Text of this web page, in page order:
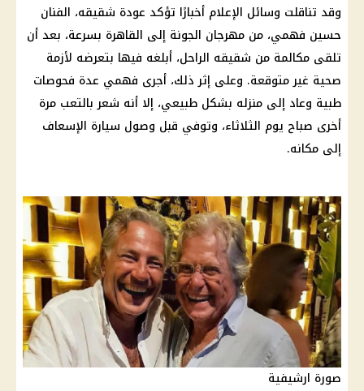
وقد تناقلت وسائل الإعلام أخبارًا تؤكد عودة شقيقه، الفنان
حسين فهمي، من مهرجان الجونة إلى القاهرة بسرعة، بعد أن
تلقى مكالمة من شقيقه الراحل، أبلغه فيها بتعرضه لأزمة
صحية غير متوقعة. وعلى إثر ذلك، أجرى فهمي عدة فحوصات
طبية وعاد إلى منزله بشكل طبيعي، إلا أنه شعر بالتعب مرة
أخرى صباح يوم الثلاثاء، وتوفي قبل وصول سيارة الإسعاف
إلى مكانه.
صورة ارشيفية